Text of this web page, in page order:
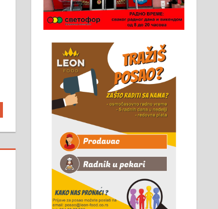
Чистим све врсте димњака.
061/32-13-445